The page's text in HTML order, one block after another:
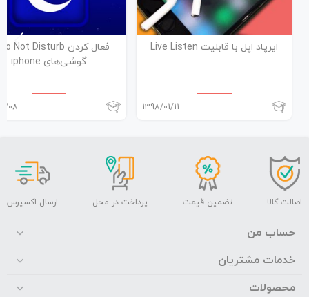
ایرپاد اپل با قابلیت Live Listen
1398/01/11
گوشی‌های iphone
08
اصالت کالا تضمین قیمت پرداخت در محل ارسال اکسپرس
حساب من
خدمات مشتریان
محصولات